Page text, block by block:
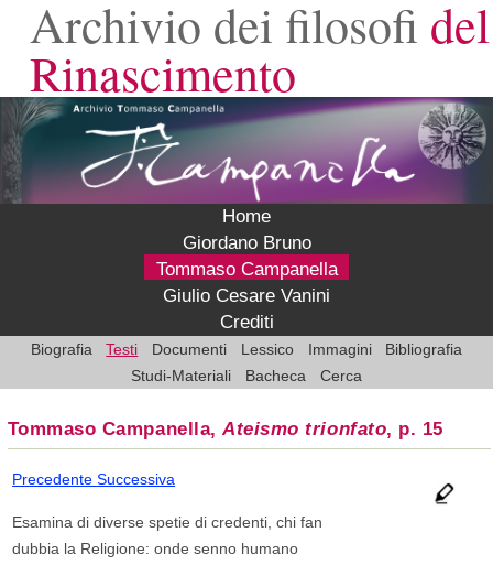
Archivio dei filosofi del
Rinascimento
Home
Giordano Bruno
Tommaso Campanella
Giulio Cesare Vanini
Crediti
Biografia Testi Documenti Lessico Immagini
Bibliografia
Studi-Materiali
Bacheca Cerca
Tommaso Campanella,Ateismo trionfato, p. 15
PrecedenteSuccessiva
Esamina di diverse spetie di credenti, chi fan
dubbia la Religione: onde senno humano